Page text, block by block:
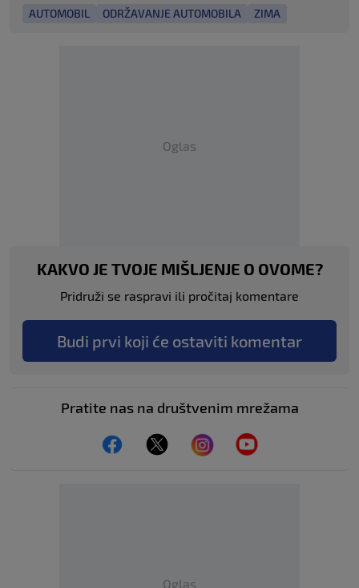
AUTOMOBIL ODRŽAVANJE AUTOMOBILA ZIMA
Oglas
KAKVO JE TVOJE MIŠLJENJE O OVOME?
Pridruži se raspravi ili pročitaj komentare
Budi prvi koji će ostaviti komentar
Pratite nas na društvenim mrežama
Oglas